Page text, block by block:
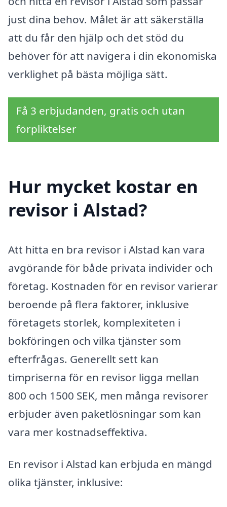
just dina behov. Målet är att säkerställa
att du får den hjälp och det stöd du
behöver för att navigera i din ekonomiska
verklighet på bästa möjliga sätt.
Få 3 erbjudanden, gratis och utan
förpliktelser
Hur mycket kostar en
revisor i Alstad?
Att hitta en bra revisor i Alstad kan vara
avgörande för både privata individer och
företag. Kostnaden för en revisor varierar
beroende på flera faktorer, inklusive
företagets storlek, komplexiteten i
bokföringen och vilka tjänster som
efterfrågas. Generellt sett kan
timpriserna för en revisor ligga mellan
800 och 1500 SEK, men många revisorer
erbjuder även paketlösningar som kan
vara mer kostnadseffektiva.
En revisor i Alstad kan erbjuda en mängd
olika tjänster, inklusive: